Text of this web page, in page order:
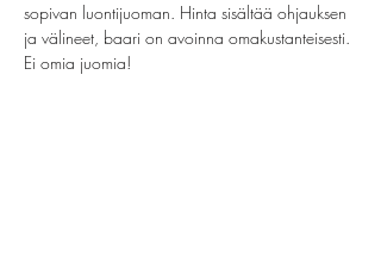
sopivan luontijuoman. Hinta sisältää ohjauksen
ja välineet, baari on avoinna omakustanteisesti.
Ei omia juomia!